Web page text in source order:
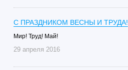
С ПРАЗДНИКОМ ВЕСНЫ И ТРУДА!
Мир! Труд! Май!
29 апреля 2016